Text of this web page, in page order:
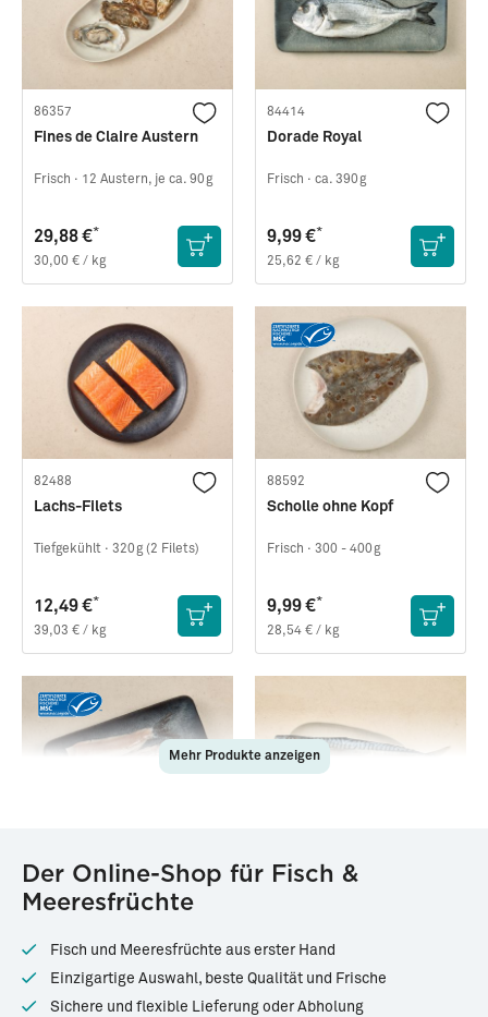
86357
Fines de Claire Austern
Frisch · 12 Austern, je ca. 90g
29,88 €*
30,00 € / kg
84414
Dorade Royal
Frisch · ca. 390g
9,99 €*
25,62 € / kg
82488
Lachs-Filets
Tiefgekühlt · 320g (2 Filets)
12,49 €*
39,03 € / kg
88592
Scholle ohne Kopf
Frisch · 300 - 400g
9,99 €*
28,54 € / kg
Frisch filetierter Matjes
(Neufang 2026)
10,99 €
28,18 € / kg
Makrele
5,99 €
21,78 € / kg
Mehr Produkte anzeigen
Der Online-Shop für Fisch &
Meeresfrüchte
Fisch und Meeresfrüchte aus erster Hand
Einzigartige Auswahl, beste Qualität und Frische
Sichere und flexible Lieferung oder Abholung